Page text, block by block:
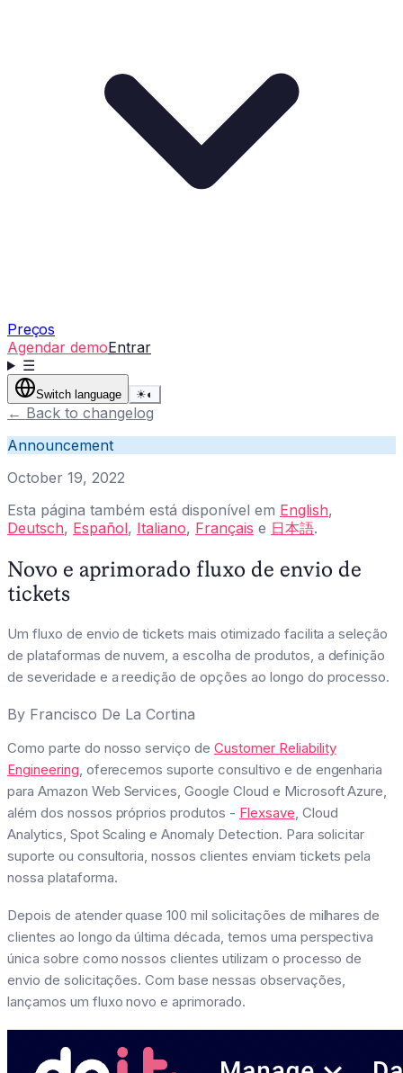
Preços
Agendar demoEntrar
☰
Switch language ☀◐
← Back to changelog
Announcement
October 19, 2022
Esta página também está disponível em English,
Deutsch, Español, Italiano, Français e 日本語.
Novo e aprimorado fluxo de envio de
tickets
Um fluxo de envio de tickets mais otimizado facilita a seleção
de plataformas de nuvem, a escolha de produtos, a definição
de severidade e a reedição de opções ao longo do processo.
By Francisco De La Cortina
Como parte do nosso serviço deCustomer Reliability
Engineering , oferecemos suporte consultivo e de engenharia
para Amazon Web Services, Google Cloud e Microsoft Azure,
além dos nossos próprios produtos - Flexsave , Cloud
Analytics, Spot Scaling e Anomaly Detection. Para solicitar
suporte ou consultoria, nossos clientes enviam tickets pela
nossa plataforma.
Depois de atender quase 100 mil solicitações de milhares de
clientes ao longo da última década, temos uma perspectiva
única sobre como nossos clientes utilizam o processo de
envio de solicitações. Com base nessas observações,
lançamos um fluxo novo e aprimorado.